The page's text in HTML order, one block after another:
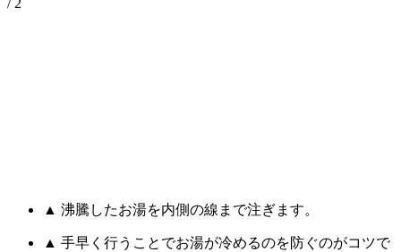
/ 2
▲ 沸騰したお湯を内側の線まで注ぎます。
▲ 手早く行うことでお湯が冷めるのを防ぐのがコツで